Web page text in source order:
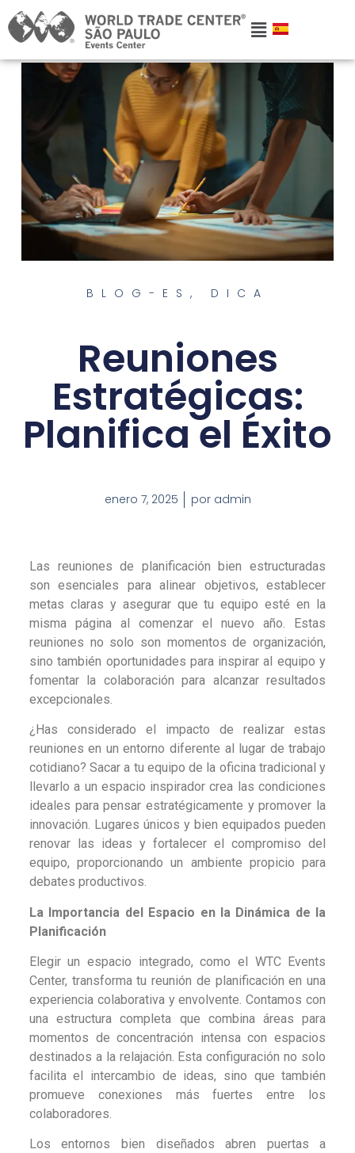
BLOG-ES , DICA
Reuniones
Estratégicas:
Planifica el Éxito
enero 7, 2025 poradmin
Las reuniones de planificación bien estructuradas
son esenciales para alinear objetivos, establecer
metas claras y asegurar que tu equipo esté en la
misma página al comenzar el nuevo año. Estas
reuniones no solo son momentos de organización,
sino también oportunidades para inspirar al equipo y
fomentar la colaboración para alcanzar resultados
excepcionales.
¿Has considerado el impacto de realizar estas
reuniones en un entorno diferente al lugar de trabajo
cotidiano? Sacar a tu equipo de la oficina tradicional y
llevarlo a un espacio inspirador crea las condiciones
ideales para pensar estratégicamente y promover la
innovación. Lugares únicos y bien equipados pueden
renovar las ideas y fortalecer el compromiso del
equipo, proporcionando un ambiente propicio para
debates productivos.
La Importancia del Espacio en la Dinámica de la
Planificación
Elegir un espacio integrado, como el WTC Events
Center, transforma tu reunión de planificación en una
experiencia colaborativa y envolvente. Contamos con
una estructura completa que combina áreas para
momentos de concentración intensa con espacios
destinados a la relajación. Esta configuración no solo
facilita el intercambio de ideas, sino que también
promueve conexiones más fuertes entre los
colaboradores.
Los entornos bien diseñados abren puertas a